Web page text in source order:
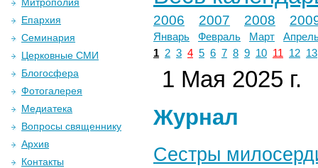
2006 2007 2008
Январь Февраль Март
1 2 3 4 5 6 7 8 9 10 11 12 13
1 Мая 2025 г.
Журнал
Сестры
Епархия
Семинария
Церковные СМИ
Блогосфера
Фотогалерея
Медиатека
Вопросы священнику
Архив
Контакты